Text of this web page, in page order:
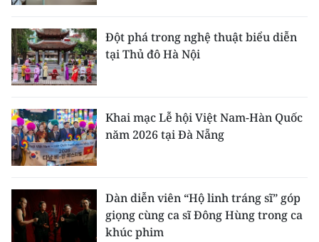
Đột phá trong nghệ thuật biểu diễn
tại Thủ đô Hà Nội
Khai mạc Lễ hội Việt Nam-Hàn Quốc
năm 2026 tại Đà Nẵng
Dàn diễn viên “Hộ linh tráng sĩ” góp
giọng cùng ca sĩ Đông Hùng trong ca
khúc phim